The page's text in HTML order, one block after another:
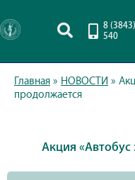
8
540
Главная » НОВОСТИ »
продолжается
Акция «Автобус